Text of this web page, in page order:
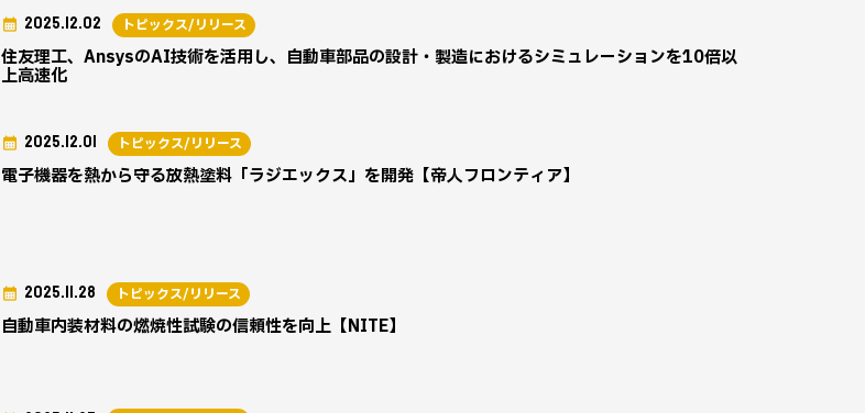
住友理工、AnsysのAI技術を活用し、自動車部品の設計・製造におけるシミュレーションを10倍以
上高速化
2025.12.02 トピックス/リリース
電子機器を熱から守る放熱塗料「ラジエックス」を開発【帝人フロンティア】
2025.12.01 トピックス/リリース
自動車内装材料の燃焼性試験の信頼性を向上【NITE】
2025.11.28 トピックス/リリース